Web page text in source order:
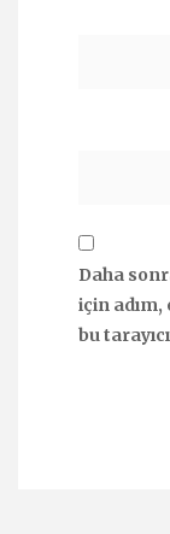
Daha
için
bu